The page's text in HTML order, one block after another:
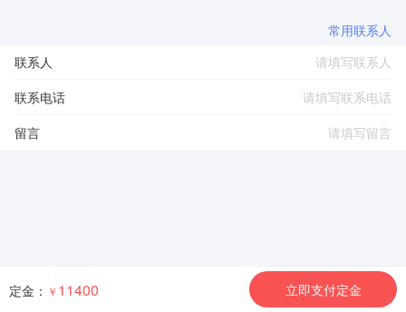
常用联系人
联系人
联系电话
留言
定金： ￥ 11400 立即支付定金